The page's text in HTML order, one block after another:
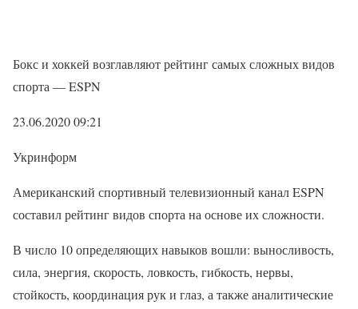
Бокс и хоккей возглавляют рейтинг самых сложных видов
спорта — ESPN
23.06.2020 09:21
Укринформ
Американский спортивный телевизионный канал ESPN
составил рейтинг видов спорта на основе их сложности.
В число 10 определяющих навыков вошли: выносливость,
сила, энергия, скорость, ловкость, гибкость, нервы,
стойкость, координация рук и глаз, а также аналитические